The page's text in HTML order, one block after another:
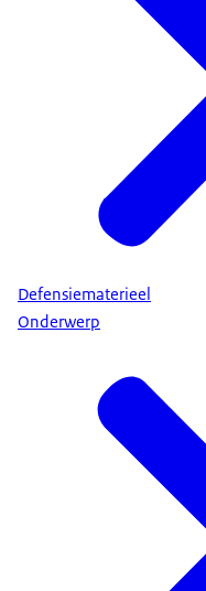
Defensiematerieel
Onderwerp